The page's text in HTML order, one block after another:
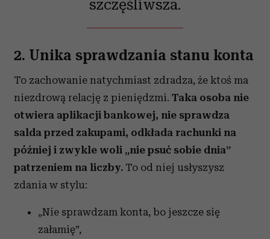
szczęśliwsza.
2. Unika sprawdzania stanu konta
To zachowanie natychmiast zdradza, że ktoś ma
niezdrową relację z pieniędzmi. Taka osoba nie
otwiera aplikacji bankowej, nie sprawdza
salda przed zakupami, odkłada rachunki na
później i zwykle woli „nie psuć sobie dnia”
patrzeniem na liczby. To od niej usłyszysz
zdania w stylu:
„Nie sprawdzam konta, bo jeszcze się
załamię”,